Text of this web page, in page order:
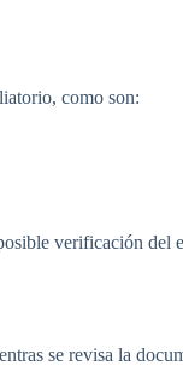
como son:
verificación
se revisa la